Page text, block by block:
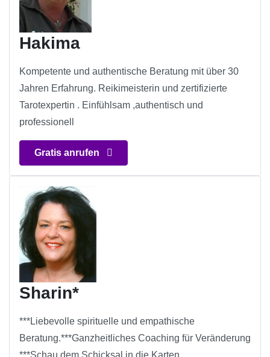
Hakima
Kompetente und authentische Beratung mit über 30
Jahren Erfahrung. Reikimeisterin und zertifizierte
Tarotexpertin . Einfühlsam ,authentisch und
professionell
Gratis anrufen
Sharin*
***Liebevolle spirituelle und empathische
Beratung.***Ganzheitliches Coaching für Veränderung